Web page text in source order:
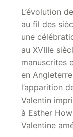
L’évolution
au fil des
une
au XVIIIe
manuscrites
en
l’apparition
Valentin
à Esther
Valentine